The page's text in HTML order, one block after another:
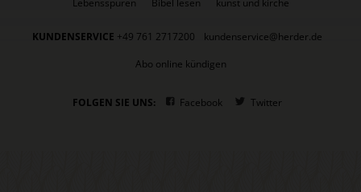
Lebensspuren
Bibel lesen kunst und kirche
KUNDENSERVICE +49 761 2717200
kundenservice@herder.de
Abo online kündigen
FOLGEN SIE UNS: Facebook Twitter